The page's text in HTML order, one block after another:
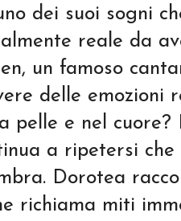
dei suoi sogni
reale da
un famoso
delle emozioni
pelle e nel
a ripetersi
Dorotea
richiama miti